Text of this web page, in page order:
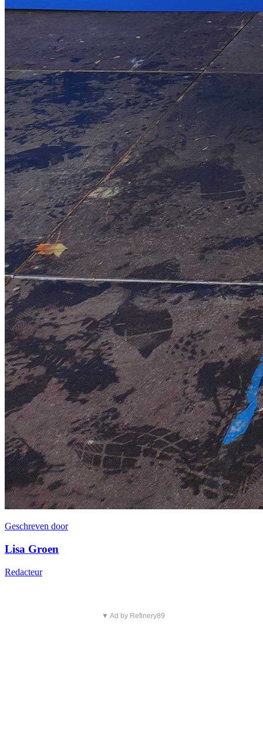
Geschreven door
Lisa Groen
Redacteur
▼ Ad by Refinery89